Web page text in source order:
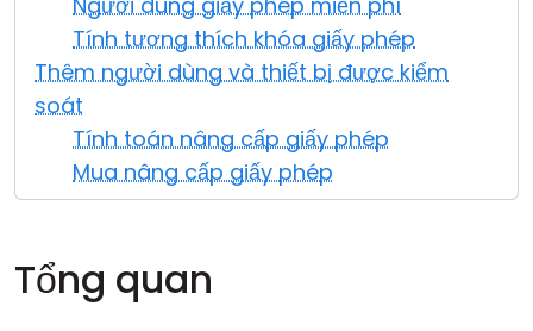
Tính tương thích khóa giấy phép
Thêm người dùng và thiết bị được kiểm
soát
Tính toán nâng cấp giấy phép
Mua nâng cấp giấy phép
Tổng quan
Đám mây & Tại chỗ